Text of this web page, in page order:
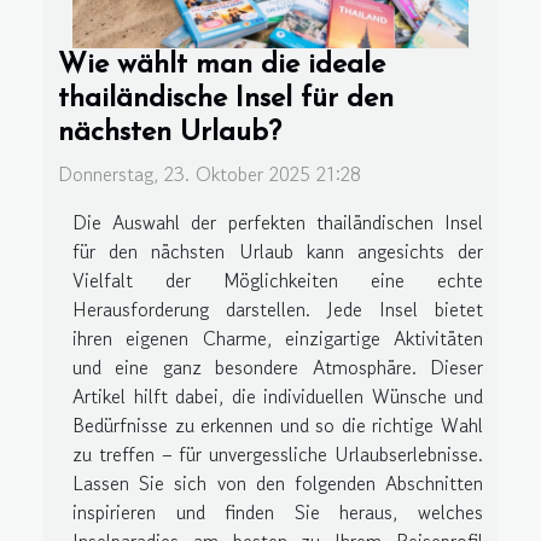
Wie wählt man die ideale
thailändische Insel für den
nächsten Urlaub?
Donnerstag, 23. Oktober 2025 21:28
Die Auswahl der perfekten thailändischen Insel
für den nächsten Urlaub kann angesichts der
Vielfalt der Möglichkeiten eine echte
Herausforderung darstellen. Jede Insel bietet
ihren eigenen Charme, einzigartige Aktivitäten
und eine ganz besondere Atmosphäre. Dieser
Artikel hilft dabei, die individuellen Wünsche und
Bedürfnisse zu erkennen und so die richtige Wahl
zu treffen – für unvergessliche Urlaubserlebnisse.
Lassen Sie sich von den folgenden Abschnitten
inspirieren und finden Sie heraus, welches